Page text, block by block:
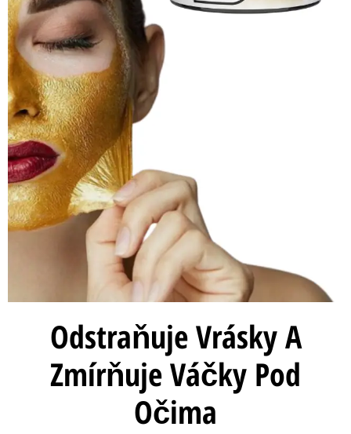
Odstraňuje Vrásky A
Zmírňuje Váčky Pod
Očima